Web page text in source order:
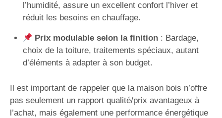
l’humidité, assure un excellent confort l’hiver et
réduit les besoins en chauffage.
Prix modulable selon la finition: Bardage,
choix de la toiture, traitements spéciaux, autant
d’éléments à adapter à son budget.
Il est important de rappeler que la maison bois n’offre
pas seulement un rapport qualité/prix avantageux à
l’achat, mais également une performance énergétique